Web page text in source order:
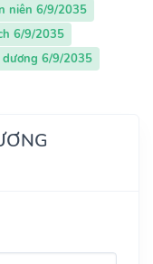
niên 6/9/2035
6/9/2035
dương 6/9/2035